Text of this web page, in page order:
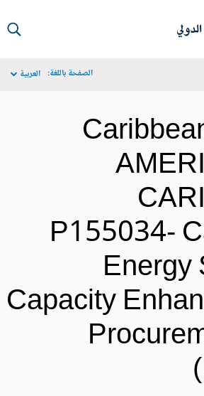
الصفحة باللغة: العربية
P155034-
Capacity